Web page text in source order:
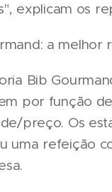
explicam os
a melhor
Bib
por função
preço. Os
uma refeição